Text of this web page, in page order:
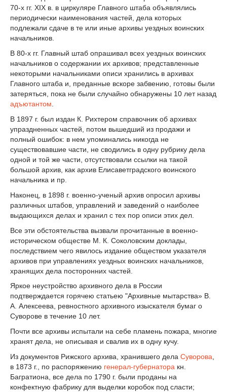
70-х гг. XIX в. в циркуляре Главного штаба объявлялись
периодически наименования частей, дела которых
подлежали сдаче в те или иные архивы уездных воинских
начальников.
В 80-х гг. Главный штаб опрашивал всех уездных воинских
начальников о содержании их архивов; представленные
некоторыми начальниками описи хранились в архивах
Главного штаба и, преданные вскоре забвению, готовы были
затеряться, пока не были случайно обнаружены 10 лет назад
адъютантом
В 1897 г. был издан К. Рихтером справочник об архивах
упраздненных частей, потом вышедший из продажи и
полный ошибок: в нем упоминались никогда не
существовавшие части, не сводились в одну рубрику дела
одной и той же части, отсутствовали ссылки на такой
большой архив, как архив Елисаветградского воинского
начальника и пр.
Наконец, в 1898 г. военно-ученый архив опросил архивы
различных штабов, управлений и заведений о наиболее
выдающихся делах и хранил с тех пор описи этих дел.
Все эти обстоятельства вызвали прочитанные в военно-
историческом обществе M. К. Соколовским доклады,
последствием чего явилось издание обществом указателя
архивов при управлениях уездных воинских начальников,
хранящих дела посторонних частей.
Яркое неустройство архивного дела в России
подтверждается горячею статьею "Архивные мытарства» В.
А. Алексеева, ревностного архивного изыскателя бумаг о
Суворове в течение 10 лет.
Почти все архивы испытали на себе пламень пожара, многие
хранят дела, не описывая и свалив их в одну кучу.
Из документов Рижского архива, хранившего дела Суворова
в 1873 г., по распоряжению генерал-губернатора кн.
Багратиона, все дела по 1790 г. были проданы на
конфектную фабрику для выделки коробок под сласти;